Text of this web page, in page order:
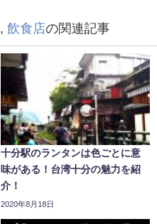
飲食店の関連記事
十分駅のランタンは色ごとに意
味がある！台湾十分の魅力を紹
介！
2020年8月18日